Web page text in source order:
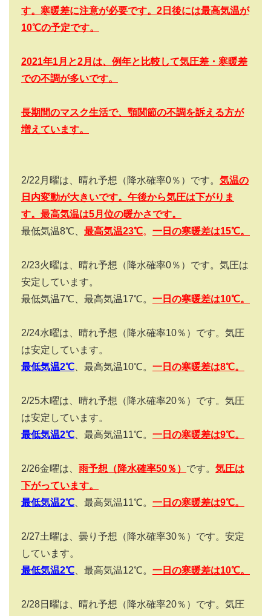
す。寒暖差に注意が必要です。2日後には最高気温が
10℃の予定です。
2021年1月と2月は、例年と比較して気圧差・寒暖差
での不調が多いです。
長期間のマスク生活で、顎関節の不調を訴える方が
増えています。
2/22 月曜は、晴れ予想（降水確率0％）です。 気温の
日内変動が大きいです。午後から気圧は下がりま
す。最高気温は5月位の暖かさです。
最低気温8℃、 最高気温23℃。 一日の寒暖差は15℃。
2/23火曜は、晴れ予想（降水確率0％）です。気圧は
安定しています。
最低気温7℃、最高気温17℃。 一日の寒暖差は10℃。
2/24水曜は、晴れ予想（降水確率10％）です。気圧
は安定しています。
最低気温2℃ 、最高気温10℃。 一日の寒暖差は8℃。
2/25木曜は、晴れ予想（降水確率20％）です。気圧
は安定しています。
最低気温2℃ 、最高気温11℃。 一日の寒暖差は9℃。
2/26金曜は、 雨予想（降水確率50％） です。 気圧は
下がっています。
最低気温2℃ 、最高気温11℃。 一日の寒暖差は9℃。
2/27土曜は、曇り予想（降水確率30％）です。安定
しています。
最低気温2℃ 、最高気温12℃。 一日の寒暖差は10℃。
2/28日曜は、晴れ予想（降水確率20％）です。気圧